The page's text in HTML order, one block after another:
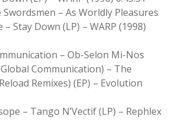
Swordsmen – As Worldly Pleasures
– Stay Down (LP) – WARP (1998)
– Ob-Selon Mi-Nos
Communication) – The
Remixes) (EP) – Evolution
– Tango N’Vectif (LP) – Rephlex